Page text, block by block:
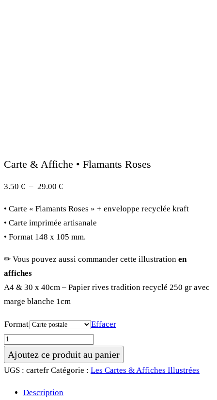
Carte & Affiche • Flamants Roses
3.50 € – 29.00 €Plage
prix :
3.50 €
à
29.00 €
• Carte « Flamants Roses » + enveloppe recyclée kraft
• Carte imprimée artisanale
• Format 148 x 105 mm.
✏︎ Vous pouvez aussi commander cette illustration en
affiches
A4 & 30 x 40cm – Papier rives tradition recyclé 250 gr avec
marge blanche 1cm
Format
Effacer
quantité
de
Carte
Affiche
Ajoutez ce produit au panier
UGS : cartefr Catégorie : Les Cartes & Affiches Illustrées
Description